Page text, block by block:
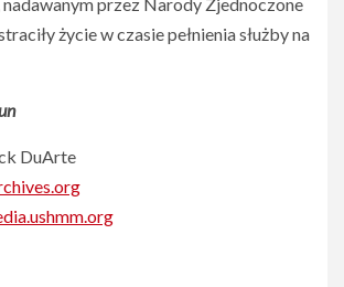
życie w czasie pełnienia służby na
DuArte